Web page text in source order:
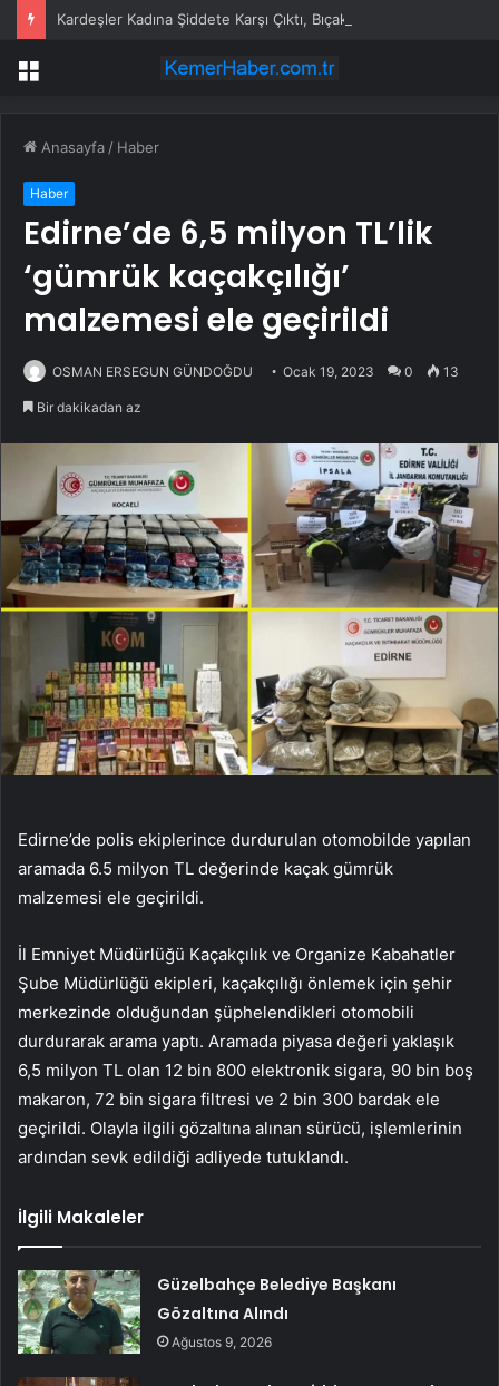
Kardeşler Kadına Şiddete Karşı Çıktı, Bıçaklandı
Menü
Anasayfa / Haber
Haber
Edirne’de 6,5 milyon TL’lik
‘gümrük kaçakçılığı’
malzemesi ele geçirildi
OSMAN ERSEGUN GÜNDOĞDU Ocak 19, 2023 0 13
Bir dakikadan az
Edirne’de polis ekiplerince durdurulan otomobilde yapılan
aramada 6.5 milyon TL değerinde kaçak gümrük
malzemesi ele geçirildi.
İl Emniyet Müdürlüğü Kaçakçılık ve Organize Kabahatler
Şube Müdürlüğü ekipleri, kaçakçılığı önlemek için şehir
merkezinde olduğundan şüphelendikleri otomobili
durdurarak arama yaptı. Aramada piyasa değeri yaklaşık
6,5 milyon TL olan 12 bin 800 elektronik sigara, 90 bin boş
makaron, 72 bin sigara filtresi ve 2 bin 300 bardak ele
geçirildi. Olayla ilgili gözaltına alınan sürücü, işlemlerinin
ardından sevk edildiği adliyede tutuklandı.
İlgili Makaleler
Güzelbahçe Belediye Başkanı
Gözaltına Alındı
Ağustos 9, 2026